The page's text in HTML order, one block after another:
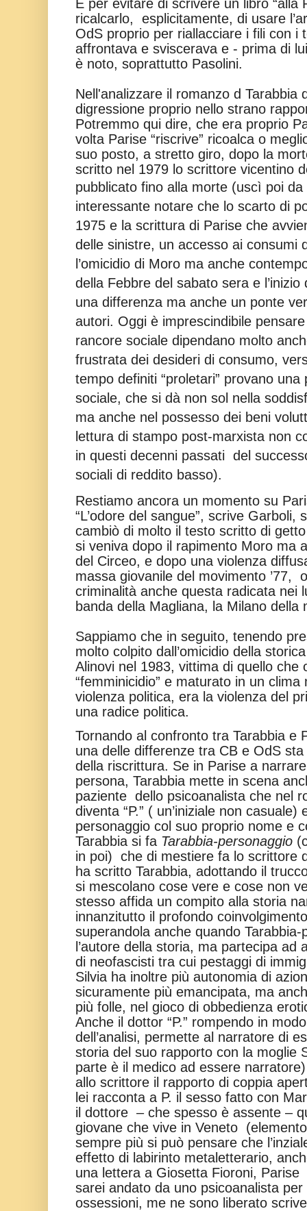
E per evitare di scrivere un libro “alla
ricalcarlo, esplicitamente, di usare
OdS proprio per riallacciare i fili con i
affrontava e sviscerava e - prima di
è noto, soprattutto Pasolini.
Nell'analizzare il romanzo d Tarabbia
digressione proprio nello strano
Potremmo qui dire, che era proprio
volta Parise “riscrive” ricoalca o
suo posto, a stretto giro, dopo la
scritto nel 1979 lo scrittore vicentino
pubblicato fino alla morte (uscì poi
interessante notare che lo scarto di
1975 e la scrittura di Parise che
delle sinistre, un accesso ai consumi
l’omicidio di Moro ma anche
della Febbre del sabato sera e l’inizio
una differenza ma anche un ponte
autori. Oggi è imprescindibile
rancore sociale dipendano molto
frustrata dei desideri di consumo,
tempo definiti “proletari” provano
sociale, che si dà non sol nella
ma anche nel possesso dei beni
lettura di stampo post-marxista non
in questi decenni passati del
sociali di reddito basso).
Restiamo ancora un momento su
“L’odore del sangue”, scrive Garboli,
cambiò di molto il testo scritto di
si veniva dopo il rapimento Moro ma
del Circeo, e dopo una violenza
massa giovanile del movimento ’77,
criminalità anche questa radicata nei
banda della Magliana, la Milano
Sappiamo che in seguito, tenendo
molto colpito dall’omicidio della
Alinovi nel 1983, vittima di quello che
“femminicidio” e maturato in un
violenza politica, era la violenza del
una radice politica.
Tornando al confronto tra Tarabbia e
una delle differenze tra CB e OdS
della riscrittura. Se in Parise a
persona, Tarabbia mette in scena
paziente dello psicoanalista che nel
diventa “P.” ( un’iniziale non casuale)
personaggio col suo proprio nome e
Tarabbia si fa Tarabbia-personaggio
in poi) che di mestiere fa lo scrittore
ha scritto Tarabbia, adottando il
si mescolano cose vere e cose non
stesso affida un compito alla storia
innanzitutto il profondo
superandola anche quando
l’autore della storia, ma partecipa ad
di neofascisti tra cui pestaggi di
Silvia ha inoltre più autonomia di
sicuramente più emancipata, ma
più folle, nel gioco di obbedienza
Anche il dottor “P.” rompendo in
dell’analisi, permette al narratore di
storia del suo rapporto con la moglie
parte è il medico ad essere
allo scrittore il rapporto di coppia
lei racconta a P. il sesso fatto con
il dottore – che spesso è assente –
giovane che vive in Veneto
sempre più si può pensare che
effetto di labirinto metaletterario,
una lettera a Giosetta Fioroni,
sarei andato da uno psicoanalista
ossessioni, me ne sono liberato